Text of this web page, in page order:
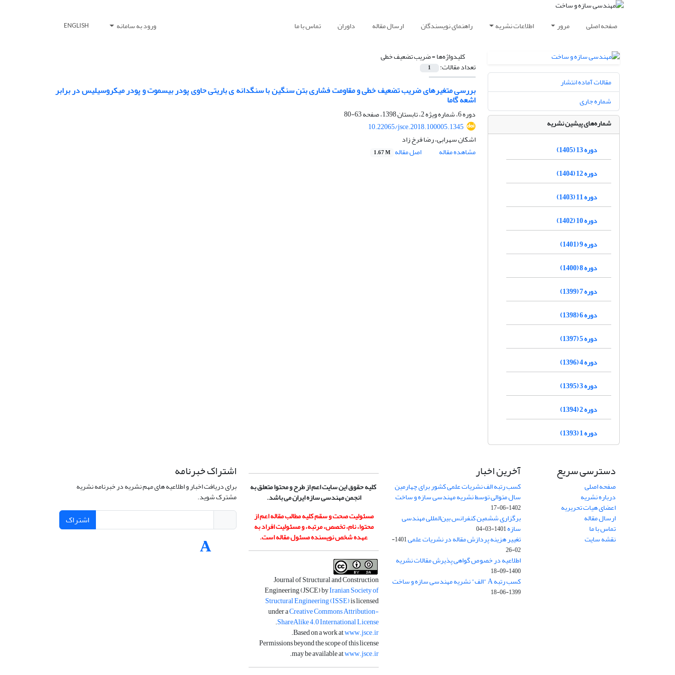
صفحه اصلی مرور اطلاعات نشریه راهنمای نویسندگان ارسال مقاله داوران تماس با ما ورود به سامانه ENGLISH
کلیدواژه‌ها =ضریب تضعیف خطی
تعداد مقالات: 1
بررسی متغیرهای ضریب تضعیف خطی و مقاومت فشاری بتن سنگین با سنگدانه ی باریتی حاوی پودر بیسموت و پودر میکروسیلیس در برابر
اشعه گاما
دوره 6، شماره ویژه 2، تابستان 1398، صفحه
63-80
10.22065/jsce.2018.100005.1345
اشکان سهرابی، رضا فرخ زاد
مشاهده مقاله
اصل مقاله 1.67 M
مقالات آماده انتشار
شماره جاری
شماره‌های پیشین نشریه
دوره 13 (1405)
دوره 12 (1404)
دوره 11 (1403)
دوره 10 (1402)
دوره 9 (1401)
دوره 8 (1400)
دوره 7 (1399)
دوره 6 (1398)
دوره 5 (1397)
دوره 4 (1396)
دوره 3 (1395)
دوره 2 (1394)
دوره 1 (1393)
دسترسی سریع
صفحه اصلی
درباره نشریه
اعضای هیات تحریریه
ارسال مقاله
تماس با ما
نقشه سایت
آخرین اخبار
کسب رتبه الف نشریات علمی کشور برای چهارمین
سال متوالی توسط نشریه مهندسی سازه و ساخت
1402-06-17
برگزاری ششمین کنفرانس بین‌المللی مهندسی
سازه1401-03-04
تغییر هزینه پردازش مقاله در نشریات علمی
1401-
02-26
اطلاعیه در خصوص گواهی پذیرش مقالات نشریه
1400-09-18
کسب رتبه A "الف" نشریه مهندسی سازه و ساخت
1399-06-18
کلیه حقوق این سایت اعم از طرح و محتوا متعلق به
انجمن مهندسی سازه ایران می باشد.
مسئولیت صحت و سقم کلیه مطالب مقاله اعم از
محتوا، نام، تخصص، مرتبه، و مسئولیت افراد به
عهده شخص نویسنده مسئول مقاله است.
Journal of Structural and Construction
Engineering (JSCE) byIranian Society of
Structural Engineering (ISSE)is licensed
under aCreative Commons Attribution-
ShareAlike 4.0 International License
.
Based on a work atwww.jsce.ir
.
Permissions beyond the scope of this license
may be available atwww.jsce.ir
.
اشتراک خبرنامه
برای دریافت اخبار و اطلاعیه های مهم نشریه در خبرنامه نشریه
مشترک شوید.
اشتراک